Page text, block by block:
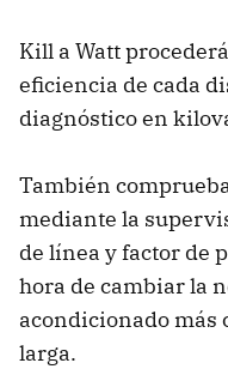
Kill a Watt
eficiencia de cada
diagnóstico en
También
mediante la
de línea y factor de
hora de cambiar la
acondicionado más
larga.